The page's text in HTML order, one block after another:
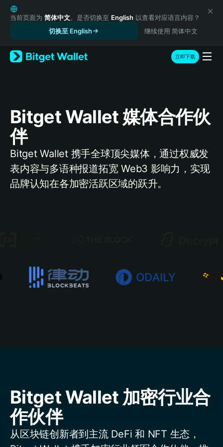
English
日本語
Русский
Español (Latinoamérica)
Türkçe
简体中文
繁體中文
Português (Portugal)
Bahasa Indonesia
ภาษาไทย
हिन्दी
বাংলা
当前页面为 简体中文。是否切换至 English 以查看对应语言内容？
切换至 English
继续使用 简体中文
立即下载
Bitget Wallet 媒体合作伙
伴
Bitget Wallet 携手全球顶尖媒体，通过权威发
表内容与多语种报道拓宽 Web3 影响力，实现
品牌认知在各加密活跃区域的跃升。
Bitget Wallet 加密行业合
作伙伴
从区块链创新者到主流 DeFi 和 NFT 生态，